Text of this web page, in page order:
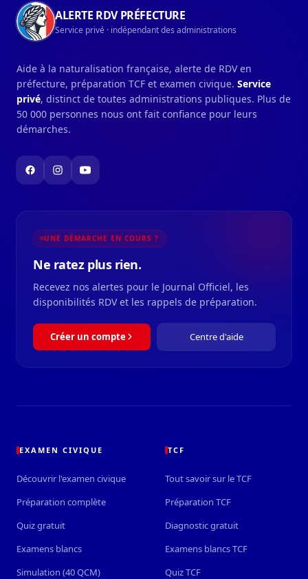
ALERTE RDV PRÉFECTURE
Service privé · indépendant des administrations
Aide à la naturalisation française, alerte de RDV en
préfecture, préparation TCF et examen civique. Service
privé, distinct de toutes administrations publiques. Plus de
50 000 personnes nous ont fait confiance pour leurs
démarches.
UNE DÉMARCHE EN COURS ?
Ne ratez plus rien.
Recevez nos alertes pour le Journal Officiel, les
disponibilités RDV et les rappels de préparation.
Créer un compte Centre d'aide
EXAMEN CIVIQUE
Découvrir l'examen civique
Préparation complète
Quiz gratuit
Examens blancs
Simulation (40 QCM)
TCF
Tout savoir sur le TCF
Préparation TCF
Diagnostic gratuit
Examens blancs TCF
Quiz TCF